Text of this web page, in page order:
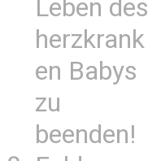
Leben des
herzkrank
en Babys
zu
beenden!